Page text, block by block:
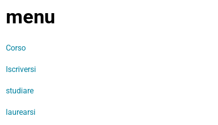
menu
Corso
Iscriversi
studiare
laurearsi